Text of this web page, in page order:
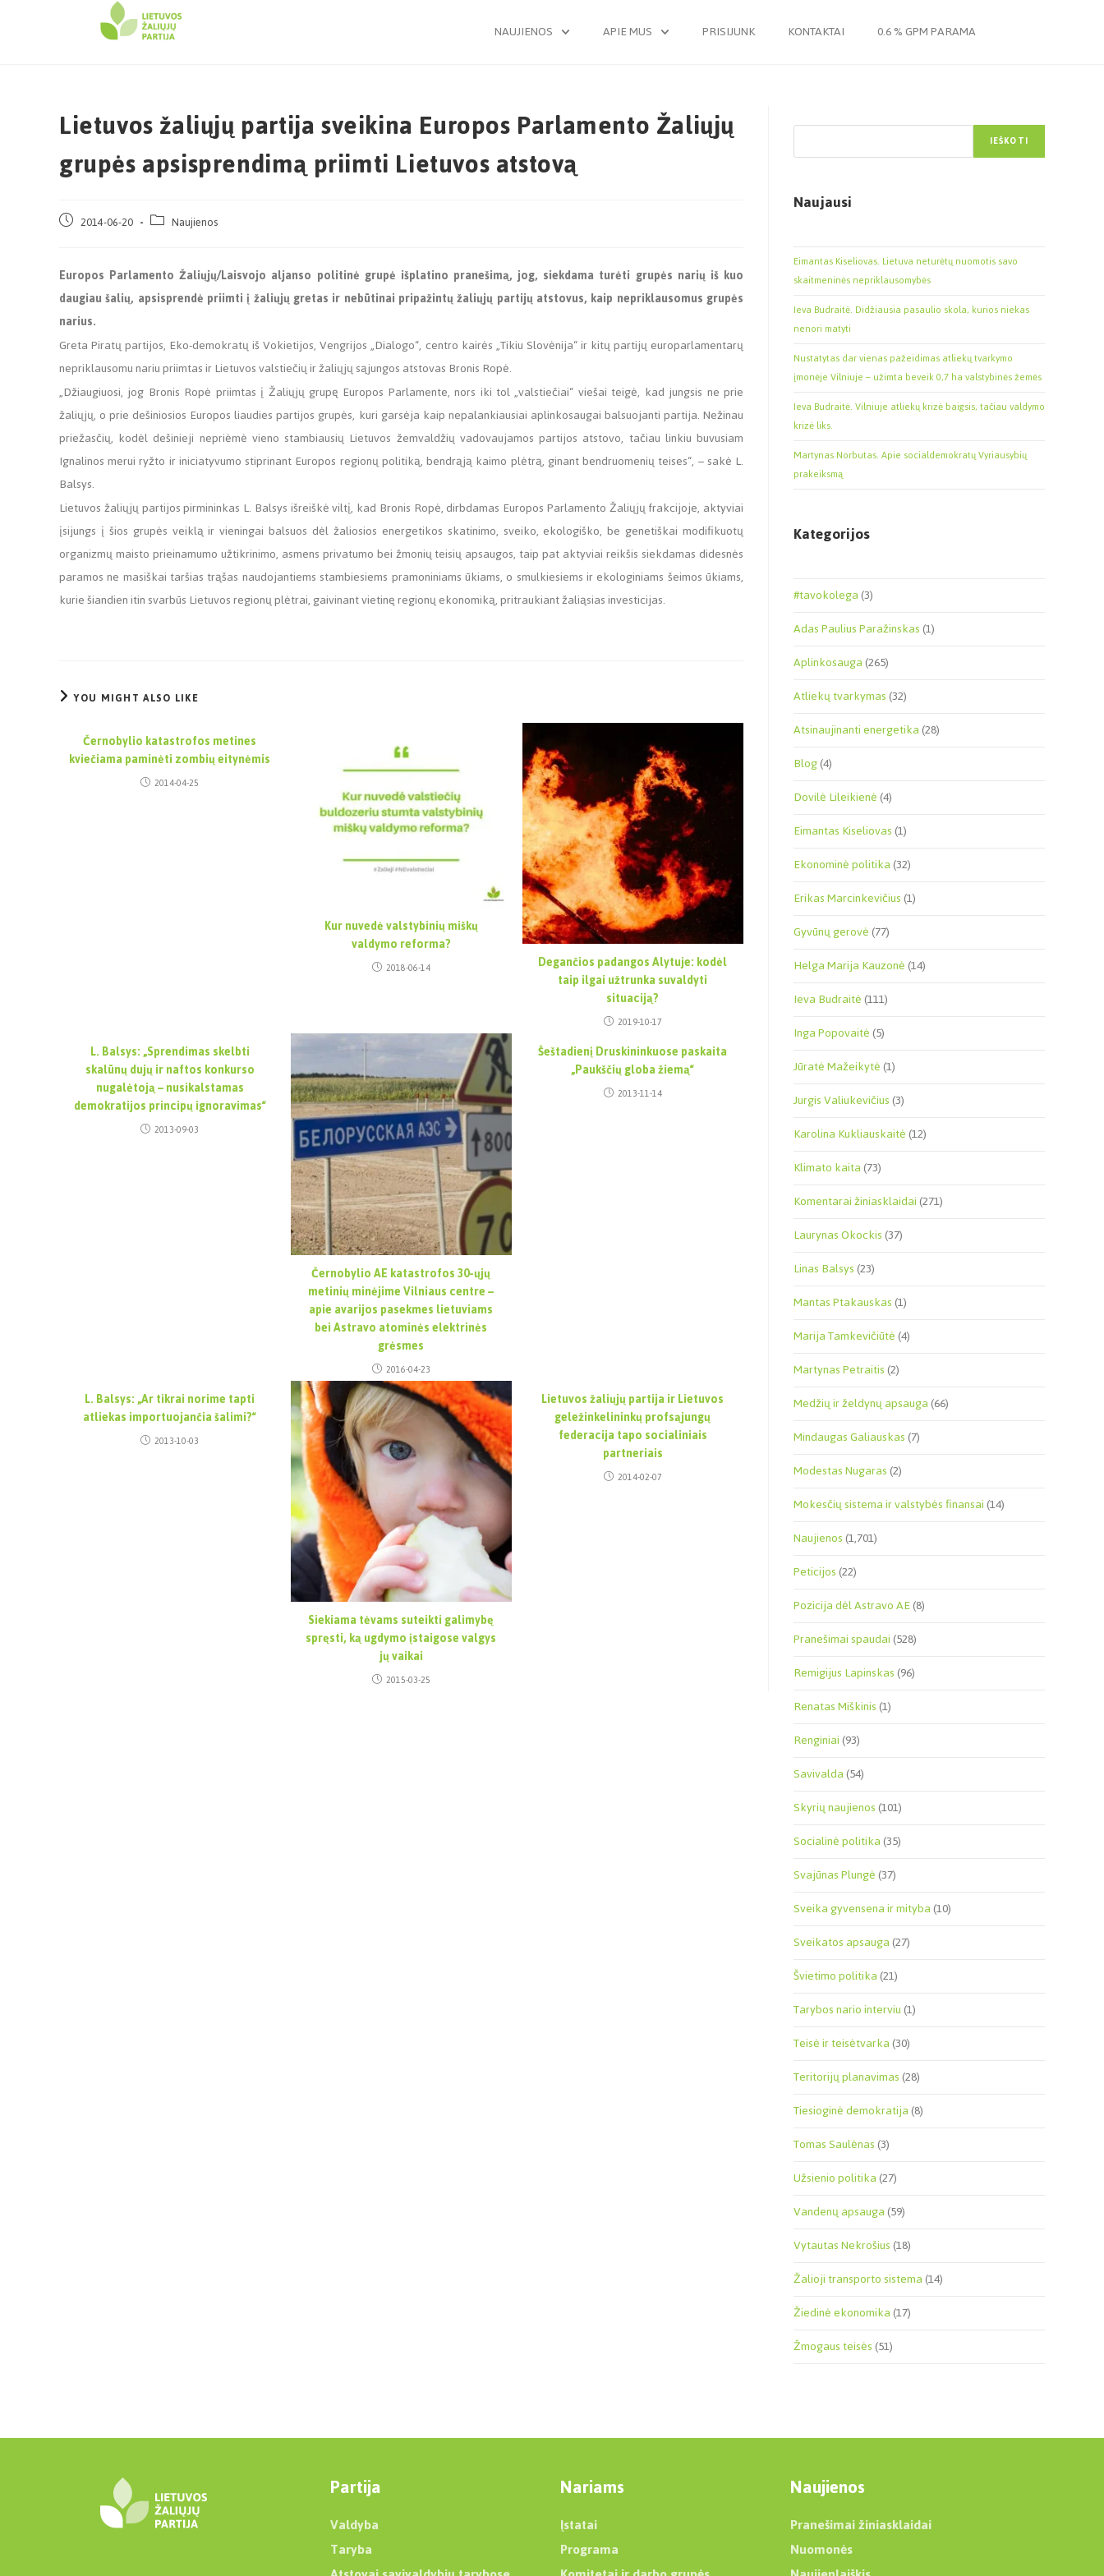
NAUJIENOS APIE MUS PRISIJUNK KONTAKTAI 0.6 % GPM PARAMA
Lietuvos žaliųjų partija sveikina Europos Parlamento Žaliųjų
grupės apsisprendimą priimti Lietuvos atstovą
2014-06-20 Naujienos
Europos Parlamento Žaliųjų/Laisvojo aljanso politinė grupė išplatino pranešimą, jog, siekdama turėti grupės narių iš kuo
daugiau šalių, apsisprendė priimti į žaliųjų gretas ir nebūtinai pripažintų žaliųjų partijų atstovus, kaip nepriklausomus grupės
narius.
Greta Piratų partijos, Eko-demokratų iš Vokietijos, Vengrijos „Dialogo“, centro kairės „Tikiu Slovėnija“ ir kitų partijų europarlamentarų
nepriklausomu nariu priimtas ir Lietuvos valstiečių ir žaliųjų sąjungos atstovas Bronis Ropė.
„Džiaugiuosi, jog Bronis Ropė priimtas į Žaliųjų grupę Europos Parlamente, nors iki tol „valstiečiai“ viešai teigė, kad jungsis ne prie
žaliųjų, o prie dešiniosios Europos liaudies partijos grupės, kuri garsėja kaip nepalankiausiai aplinkosaugai balsuojanti partija. Nežinau
priežasčių, kodėl dešinieji nepriėmė vieno stambiausių Lietuvos žemvaldžių vadovaujamos partijos atstovo, tačiau linkiu buvusiam
Ignalinos merui ryžto ir iniciatyvumo stiprinant Europos regionų politiką, bendrąją kaimo plėtrą, ginant bendruomenių teises“, – sakė L.
Balsys.
Lietuvos žaliųjų partijos pirmininkas L. Balsys išreiškė viltį, kad Bronis Ropė, dirbdamas Europos Parlamento Žaliųjų frakcijoje, aktyviai
įsijungs į šios grupės veiklą ir vieningai balsuos dėl žaliosios energetikos skatinimo, sveiko, ekologiško, be genetiškai modifikuotų
organizmų maisto prieinamumo užtikrinimo, asmens privatumo bei žmonių teisių apsaugos, taip pat aktyviai reikšis siekdamas didesnės
paramos ne masiškai taršias trąšas naudojantiems stambiesiems pramoniniams ūkiams, o smulkiesiems ir ekologiniams šeimos ūkiams,
kurie šiandien itin svarbūs Lietuvos regionų plėtrai, gaivinant vietinę regionų ekonomiką, pritraukiant žaliąsias investicijas.
YOU MIGHT ALSO LIKE
Černobylio katastrofos metines
kviečiama paminėti zombių eitynėmis
2014-04-25
Kur nuvedė valstybinių miškų
valdymo reforma?
2018-06-14
Degančios padangos Alytuje: kodėl
taip ilgai užtrunka suvaldyti
situaciją?
2019-10-17
L. Balsys: „Sprendimas skelbti
skalūnų dujų ir naftos konkurso
nugalėtoją – nusikalstamas
demokratijos principų ignoravimas“
2013-09-03
Černobylio AE katastrofos 30-ųjų
metinių minėjime Vilniaus centre –
apie avarijos pasekmes lietuviams
bei Astravo atominės elektrinės
grėsmes
2016-04-23
Šeštadienį Druskininkuose paskaita
„Paukščių globa žiemą“
2013-11-14
L. Balsys: „Ar tikrai norime tapti
atliekas importuojančia šalimi?“
2013-10-03
Siekiama tėvams suteikti galimybę
spręsti, ką ugdymo įstaigose valgys
jų vaikai
2015-03-25
Lietuvos žaliųjų partija ir Lietuvos
geležinkelininkų profsąjungų
federacija tapo socialiniais
partneriais
2014-02-07
IEŠKOTI
Naujausi
Eimantas Kiseliovas. Lietuva neturėtų nuomotis savo
skaitmeninės nepriklausomybės
Ieva Budraitė. Didžiausia pasaulio skola, kurios niekas
nenori matyti
Nustatytas dar vienas pažeidimas atliekų tvarkymo
įmonėje Vilniuje – užimta beveik 0,7 ha valstybinės žemės
Ieva Budraitė. Vilniuje atliekų krizė baigsis, tačiau valdymo
krizė liks.
Martynas Norbutas. Apie socialdemokratų Vyriausybių
prakeiksmą
Kategorijos
#tavokolega(3)
Adas Paulius Paražinskas(1)
Aplinkosauga(265)
Atliekų tvarkymas(32)
Atsinaujinanti energetika(28)
Blog(4)
Dovilė Lileikienė(4)
Eimantas Kiseliovas(1)
Ekonominė politika(32)
Erikas Marcinkevičius(1)
Gyvūnų gerovė(77)
Helga Marija Kauzonė(14)
Ieva Budraitė(111)
Inga Popovaitė(5)
Jūratė Mažeikytė(1)
Jurgis Valiukevičius(3)
Karolina Kukliauskaitė(12)
Klimato kaita(73)
Komentarai žiniasklaidai(271)
Laurynas Okockis(37)
Linas Balsys(23)
Mantas Ptakauskas(1)
Marija Tamkevičiūtė(4)
Martynas Petraitis(2)
Medžių ir želdynų apsauga(66)
Mindaugas Galiauskas(7)
Modestas Nugaras(2)
Mokesčių sistema ir valstybės finansai(14)
Naujienos(1,701)
Peticijos(22)
Pozicija dėl Astravo AE(8)
Pranešimai spaudai(528)
Remigijus Lapinskas(96)
Renatas Miškinis(1)
Renginiai(93)
Savivalda(54)
Skyrių naujienos(101)
Socialinė politika(35)
Svajūnas Plungė(37)
Sveika gyvensena ir mityba(10)
Sveikatos apsauga(27)
Švietimo politika(21)
Tarybos nario interviu(1)
Teisė ir teisėtvarka(30)
Teritorijų planavimas(28)
Tiesioginė demokratija(8)
Tomas Saulėnas(3)
Užsienio politika(27)
Vandenų apsauga(59)
Vytautas Nekrošius(18)
Žalioji transporto sistema(14)
Žiedinė ekonomika(17)
Žmogaus teisės(51)
Partija
Valdyba
Taryba
Nariams
Įstatai
Programa
Naujienos
Pranešimai žiniasklaidai
Nuomonės